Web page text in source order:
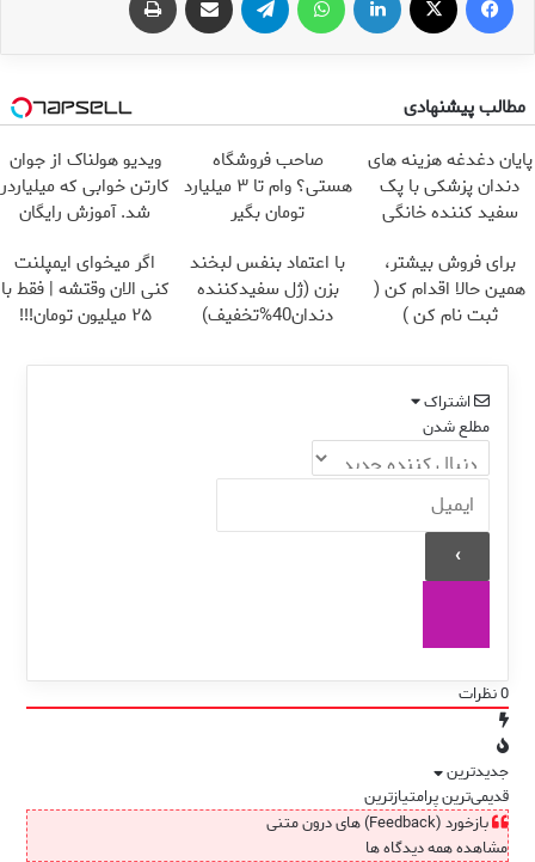
مطالب پیشنهادی
پایان دغدغه هزینه های
دندان پزشکی با پک
سفید کننده خانگی
صاحب فروشگاه
هستی؟ وام تا ۳ میلیارد
تومان بگیر
ویدیو هولناک از جوان
کارتن خوابی که میلیاردر
شد. آموزش رایگان
برای فروش بیشتر،
همین حالا اقدام کن (
ثبت نام کن )
با اعتماد بنفس لبخند
بزن (ژل سفیدکننده
دندان40%تخفیف)
اگر میخوای ایمپلنت
کنی الان وقتشه | فقط با
۲۵ میلیون تومان!!!
اشتراک
مطلع شدن
0نظرات
جدیدترین
قدیمی‌ترینپرامتیازترین
بازخورد (Feedback) های درون متنی
مشاهده همه دیدگاه ها